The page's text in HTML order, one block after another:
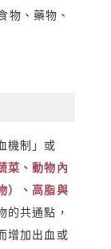
物、藥物、
機制」或
菜、動物內
）、高脂與
的共通點，
增加出血或